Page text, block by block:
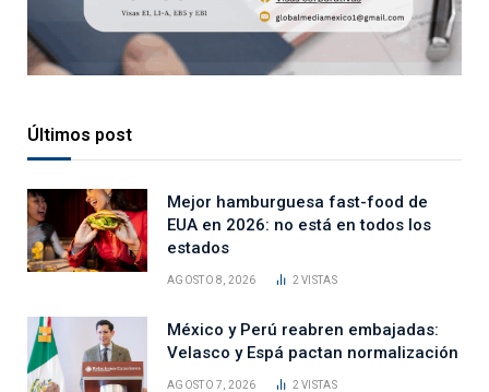
Últimos post
Mejor hamburguesa fast-food de
EUA en 2026: no está en todos los
estados
AGOSTO 8, 2026 2VISTAS
México y Perú reabren embajadas:
Velasco y Espá pactan normalización
AGOSTO 7, 2026 2VISTAS